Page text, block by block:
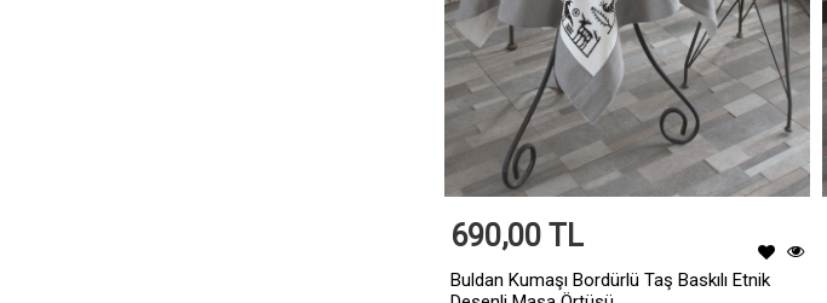
690,00 TL
Buldan Kumaşı Bordürlü Taş Baskılı Etnik